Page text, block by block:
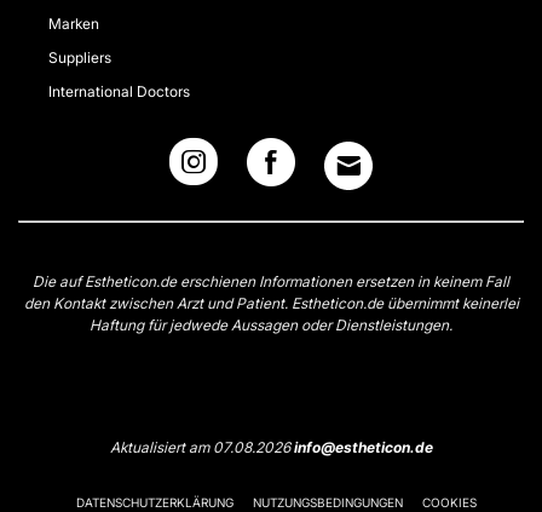
Marken
Suppliers
International Doctors
Die auf Estheticon.de erschienen Informationen ersetzen in keinem Fall
den Kontakt zwischen Arzt und Patient. Estheticon.de übernimmt keinerlei
Haftung für jedwede Aussagen oder Dienstleistungen.
Aktualisiert am 07.08.2026info@estheticon.de
DATENSCHUTZERKLÄRUNG NUTZUNGSBEDINGUNGEN COOKIES